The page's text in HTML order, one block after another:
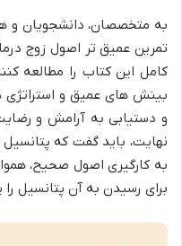
به متخصصان، دانشجویان و
تمرین عمیق تر اصول زوج
کامل این کتاب را مطالعه
بینش های عمیق و استراتژی
و دستیابی به آرامش و
نهایت، باید گفت که
به کارگیری اصول صحیح،
برای رسیدن به آن پتانسیل